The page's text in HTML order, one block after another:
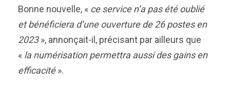
Bonne nouvelle, « ce service n’a pas été oublié
et bénéficiera d’une ouverture de 26 postes en
2023», annonçait-il, précisant par ailleurs que
« la numérisation permettra aussi des gains en
efficacité».